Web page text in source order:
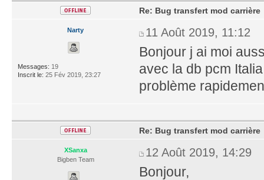
Narty
Messages: 19
Inscrit le: 25 Fév 2019, 23:27
Re: Bug transfert mod carrière
11 Août 2019, 11:12
Bonjour j ai moi
avec la db pcm
problème
XSanxa
Bigben Team
Re: Bug transfert mod carrière
12 Août 2019, 14:29
Bonjour,